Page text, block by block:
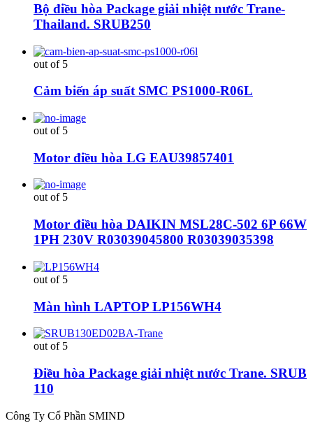
Bộ điều hòa Package giải nhiệt nước Trane-
Thailand. SRUB250
out of 5
Cảm biến áp suất SMC PS1000-R06L
out of 5
Motor điều hòa LG EAU39857401
out of 5
Motor điều hòa DAIKIN MSL28C-502 6P 66W
1PH 230V R03039045800 R03039035398
out of 5
Màn hình LAPTOP LP156WH4
out of 5
Điều hòa Package giải nhiệt nước Trane. SRUB
110
Công Ty Cổ Phần SMIND